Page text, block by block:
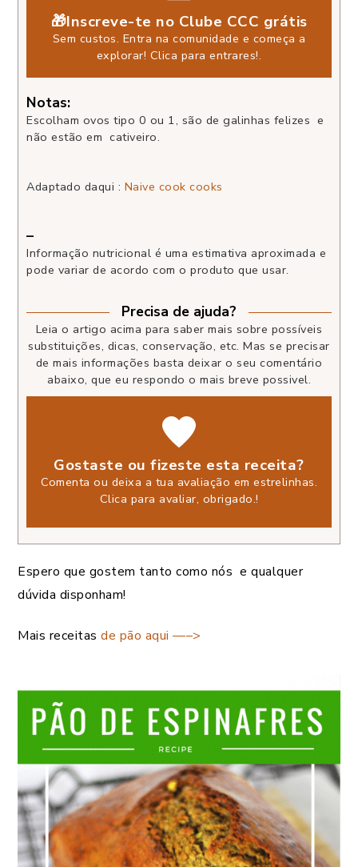
🎁Inscreve-te no Clube CCC grátis
Sem custos. Entra na comunidade e começa a
explorar! Clica para entrares!.
Notas:
Escolham ovos tipo 0 ou 1, são de galinhas felizes e
não estão em cativeiro.
Adaptado daqui : Naive cook cooks
–
Informação nutricional é uma estimativa aproximada e
pode variar de acordo com o produto que usar.
Precisa de ajuda?
Leia o artigo acima para saber mais sobre possíveis
substituições, dicas, conservação, etc. Mas se precisar
de mais informações basta deixar o seu comentário
abaixo, que eu respondo o mais breve possivel.
Gostaste ou fizeste esta receita?
Comenta ou deixa a tua avaliação em estrelinhas.
Clica para avaliar, obrigado.!
Espero que gostem tanto como nós e qualquer
dúvida disponham!
Mais receitas de pão aqui —–>